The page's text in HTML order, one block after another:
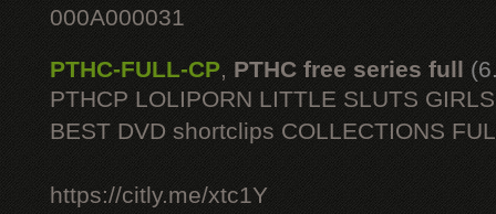
000A000031
PTHC-FULL-CP, PTHC free series full
PTHCP LOLIPORN LITTLE SLUTS
BEST DVD shortclips COLLECTIONS
https://citly.me/xtc1Y